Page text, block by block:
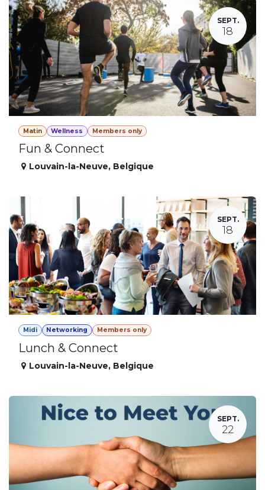
SEPT.
18
Matin Wellness Members only
Fun & Connect
Louvain-la-Neuve, Belgique
SEPT.
18
Midi Networking Members only
Lunch & Connect
Louvain-la-Neuve, Belgique
SEPT.
22